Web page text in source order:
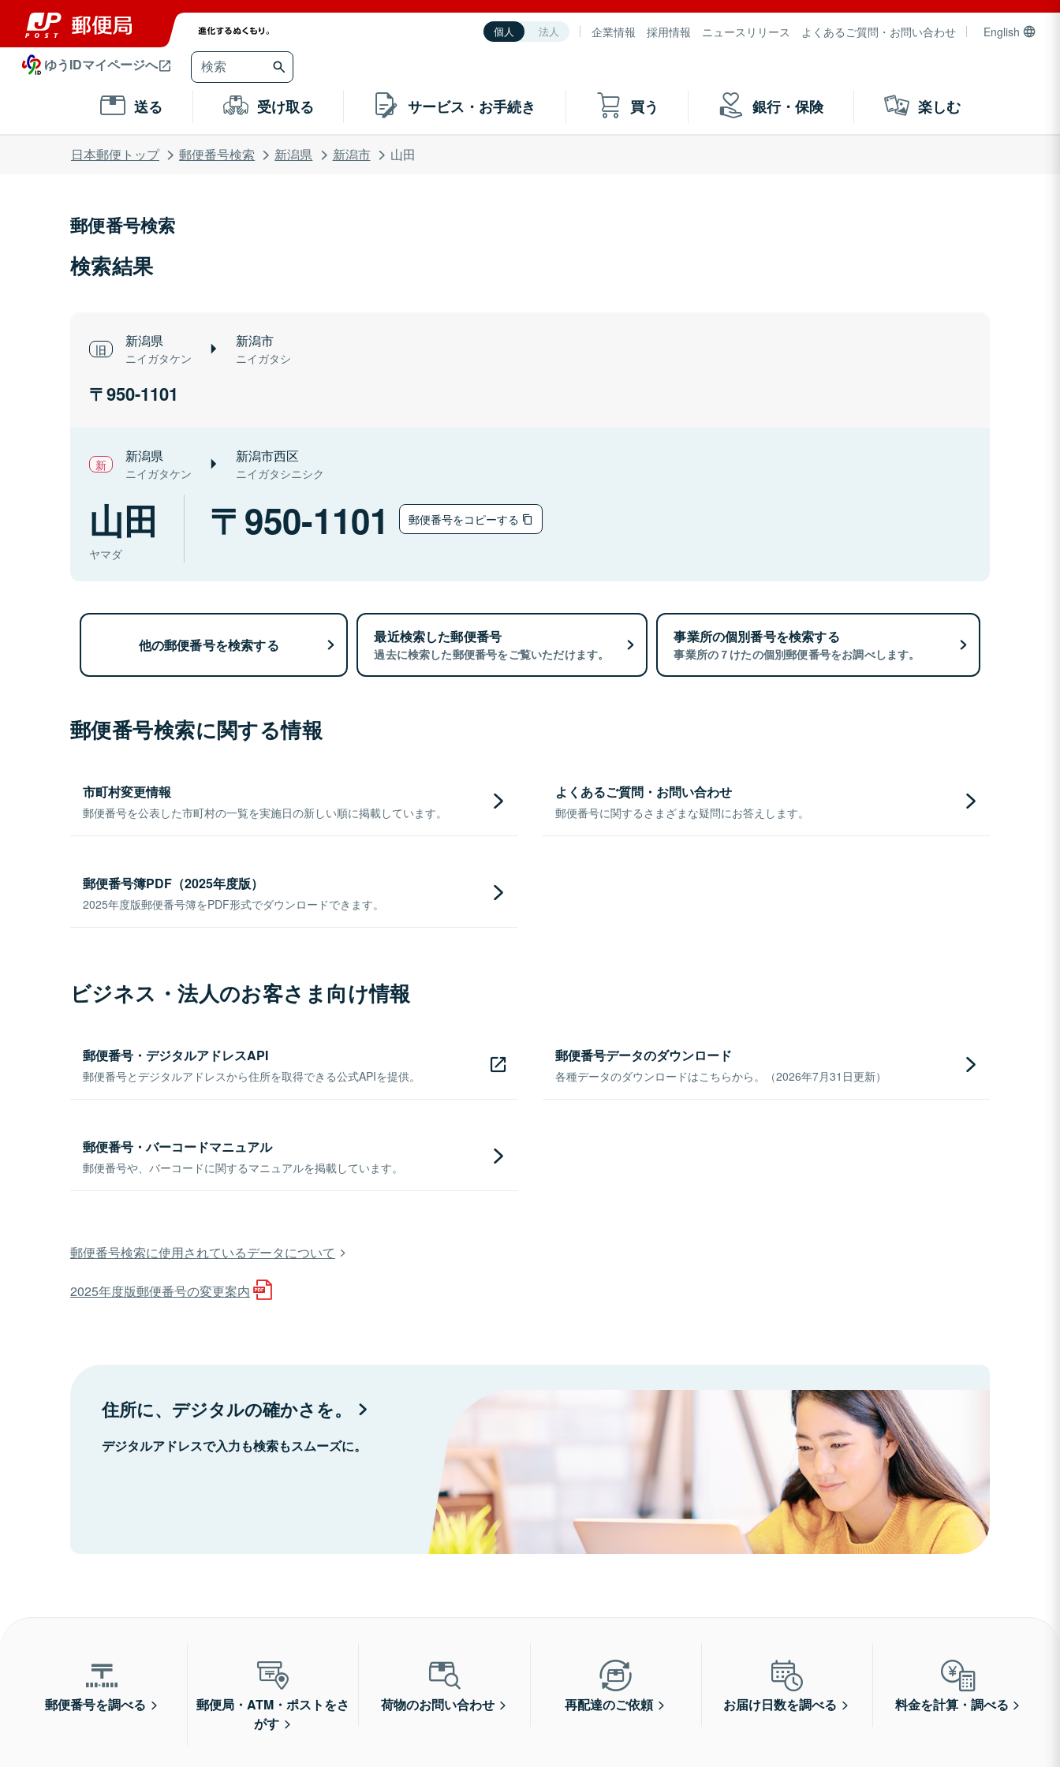
個人 法人 企業情報 採用情報 ニュースリリース よくあるご質問・お問い合わせ English
ゆうIDマイページへ
送る 受け取る サービス・お手続き 買う 銀行・保険 楽しむ
日本郵便トップ 郵便番号検索 新潟県 新潟市 山田
郵便番号検索
検索結果
新潟県
ニイガタケン
新潟市
ニイガタシ
950-1101
新潟県
ニイガタケン
新潟市西区
ニイガタシニシク
山田
ヤマダ
950-1101 郵便番号をコピーする
他の郵便番号を検索する 最近検索した郵便番号
過去に検索した郵便番号をご覧いただけます。
事業所の個別番号を検索する
事業所の７けたの個別郵便番号をお調べします。
郵便番号検索に関する情報
市町村変更情報
郵便番号を公表した市町村の一覧を実施日の新しい順に掲載しています。
よくあるご質問・お問い合わせ
郵便番号に関するさまざまな疑問にお答えします。
郵便番号簿PDF（2025年度版）
2025年度版郵便番号簿をPDF形式でダウンロードできます。
ビジネス・法人のお客さま向け情報
郵便番号・デジタルアドレスAPI
郵便番号とデジタルアドレスから住所を取得できる公式APIを提供。
郵便番号データのダウンロード
各種データのダウンロードはこちらから。（2026年7月31日更新）
郵便番号・バーコードマニュアル
郵便番号や、バーコードに関するマニュアルを掲載しています。
郵便番号検索に使用されているデータについて
2025年度版郵便番号の変更案内
住所に、デジタルの確かさを。
デジタルアドレスで入力も検索もスムーズに。
郵便番号を調べる
郵便局・ATM・ポストをさ
がす
荷物のお問い合わせ 再配達のご依頼 お届け日数を調べる 料金を計算・調べる